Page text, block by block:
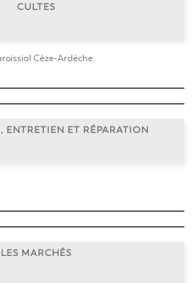
CULTES
Cèze-Ardèche.
ENTRETIEN ET RÉPARATION
LES MARCHÉS